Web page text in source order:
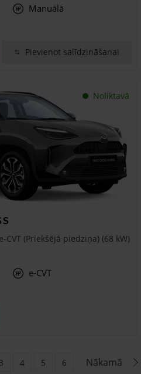
Manuālā
Pievienot salīdzināšanai
Noliktavā
(Priekšējā piedziņa) (68 kW)
e-CVT
Nākamā
3 4 5
6